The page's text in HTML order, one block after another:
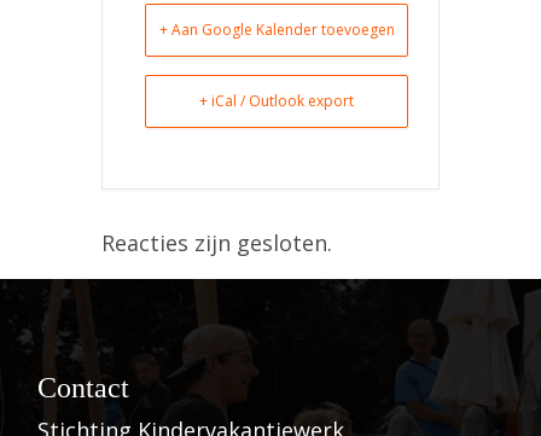
+ Aan Google Kalender toevoegen
+ iCal / Outlook export
Reacties zijn gesloten.
Contact
Stichting Kindervakantiewerk